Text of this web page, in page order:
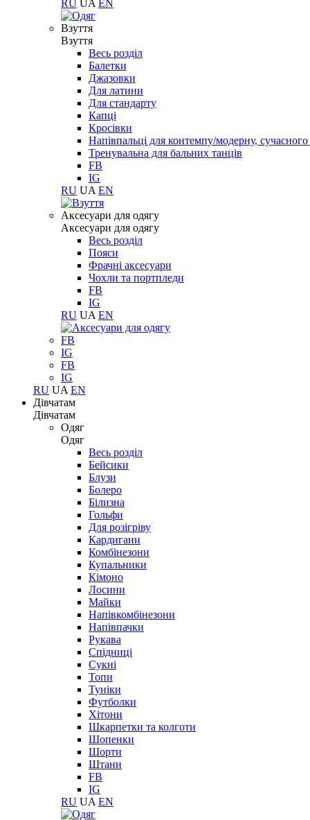
RU UA EN
Взуття
Взуття
Весь розділ
Балетки
Джазовки
Для латини
Для стандарту
Капці
Кросівки
Напівпальці для контемпу/модерну,
Тренувальна для бальних танців
FB
IG
RU UA EN
Aксесуари для одягу
Aксесуари для одягу
Весь розділ
Пояси
Фрачні аксесуари
Чохли та портпледи
FB
IG
RU UA EN
FB
IG
FB
IG
RU UA EN
Дівчатам
Дівчатам
Одяг
Одяг
Весь розділ
Бейсики
Блузи
Болеро
Білизна
Гольфи
Для розігріву
Кардигани
Комбінезони
Купальники
Кімоно
Лосини
Майки
Напівкомбінезони
Напівпачки
Рукава
Спідниці
Сукні
Топи
Туніки
Футболки
Хітони
Шкарпетки та колготи
Шопенки
Шорти
Штани
FB
IG
RU UA EN